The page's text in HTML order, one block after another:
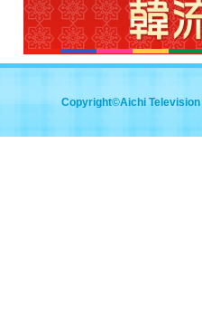
Copyright©Aichi